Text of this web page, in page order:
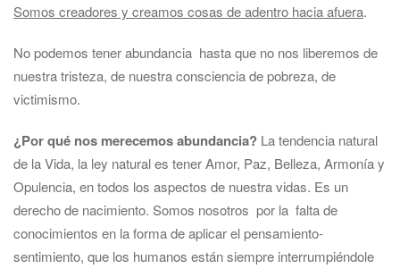
Somos creadores y creamos cosas de adentro hacia afuera.
No podemos tener abundancia hasta que no nos liberemos de
nuestra tristeza, de nuestra consciencia de pobreza, de
victimismo.
¿Por qué nos merecemos abundancia? La tendencia natural
de la Vida, la ley natural es tener Amor, Paz, Belleza, Armonía y
Opulencia, en todos los aspectos de nuestra vidas. Es un
derecho de nacimiento. Somos nosotros por la falta de
conocimientos en la forma de aplicar el pensamiento-
sentimiento, que los humanos están siempre interrumpiéndole